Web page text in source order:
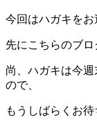
今回はハガキをお
先にこちらのブロ
尚、ハガキは今
ので、
もうしばらくお待